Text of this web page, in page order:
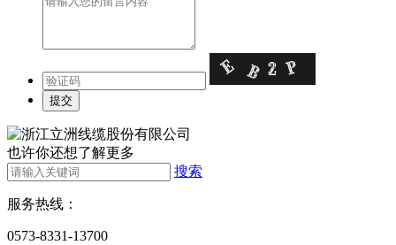
也许你还想了解更多
搜索
服务热线：
0573-8331-13700